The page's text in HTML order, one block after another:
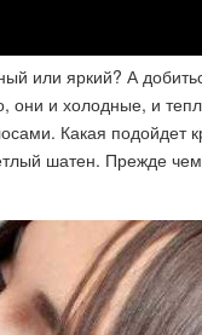
или яркий? А
они и холодные, и
Какая подойдет
шатен. Прежде